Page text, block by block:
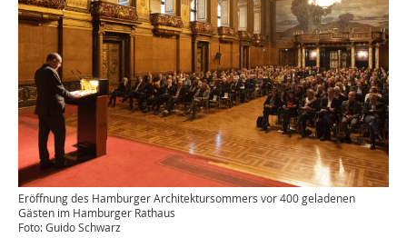
Eröffnung des Hamburger Architektursommers vor 400 geladenen
Gästen im Hamburger Rathaus
Foto: Guido Schwarz